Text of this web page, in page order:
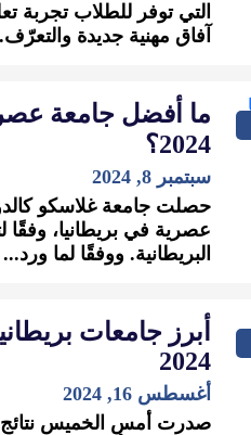
التي توفر للطلاب تجربة
آفاق مهنية جديدة
ما أفضل جامعة
2024؟
سبتمبر 8, 2024
حصلت جامعة غلاسكو
عصرية في بريطانيا،
البريطانية. ووفقًا لما ورد...
أبرز جامعات
2024
أغسطس 16, 2024
صدرت أمس الخميس نتائج